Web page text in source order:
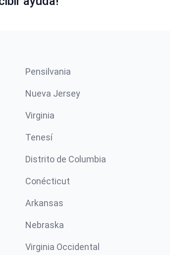
Pensilvania
Nueva Jersey
Virginia
Tenesí
Distrito de Columbia
Conécticut
Arkansas
Nebraska
Virginia Occidental